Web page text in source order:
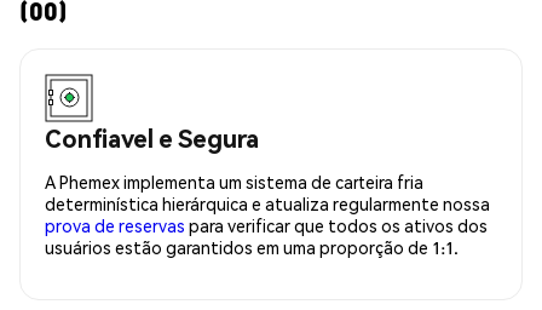
(00)
Confiavel e Segura
A Phemex implementa um sistema de carteira fria
determinística hierárquica e atualiza regularmente nossa
prova de reservas para verificar que todos os ativos dos
usuários estão garantidos em uma proporção de 1:1.